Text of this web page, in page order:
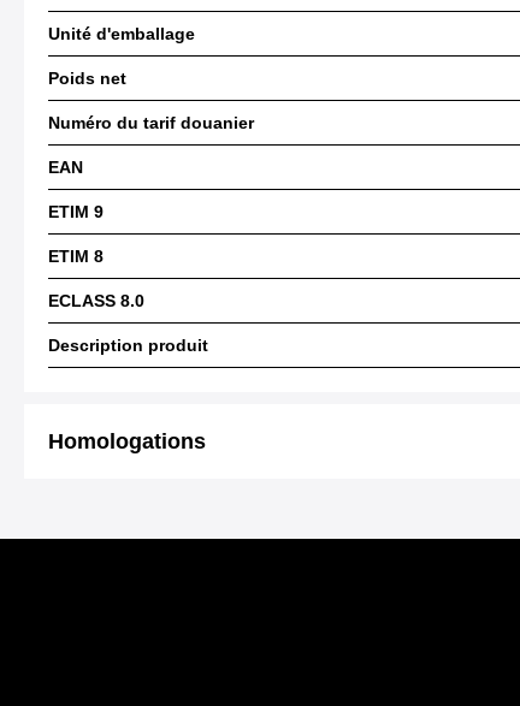
Unité d'emballage
Poids net
Numéro du tarif douanier
EAN
ETIM 9
ETIM 8
ECLASS 8.0
Description produit
Homologations